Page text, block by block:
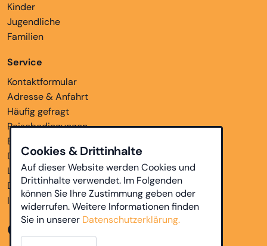
Kinder
Jugendliche
Familien
Service
Kontaktformular
Adresse & Anfahrt
Häufig gefragt
Reisebedingungen
Bankverbindungen
Downloads
Links
Datenschutz
Impressum
Cookies & Drittinhalte
Auf dieser Website werden Cookies und
Drittinhalte verwendet. Im Folgenden
können Sie Ihre Zustimmung geben oder
widerrufen. Weitere Informationen finden
Sie in unserer Datenschutzerklärung.